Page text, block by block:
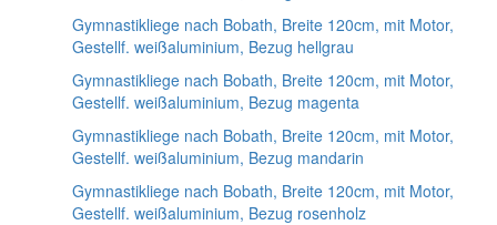
Gymnastikliege nach Bobath, Breite 120cm, mit Motor,
Gestellf. weißaluminium, Bezug hellgrau
Gymnastikliege nach Bobath, Breite 120cm, mit Motor,
Gestellf. weißaluminium, Bezug magenta
Gymnastikliege nach Bobath, Breite 120cm, mit Motor,
Gestellf. weißaluminium, Bezug mandarin
Gymnastikliege nach Bobath, Breite 120cm, mit Motor,
Gestellf. weißaluminium, Bezug rosenholz